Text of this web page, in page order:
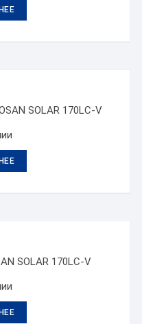
SOLAR 170LC-V
SOLAR 170LC-V